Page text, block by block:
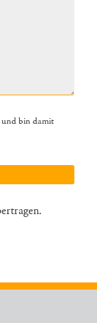
und bin damit